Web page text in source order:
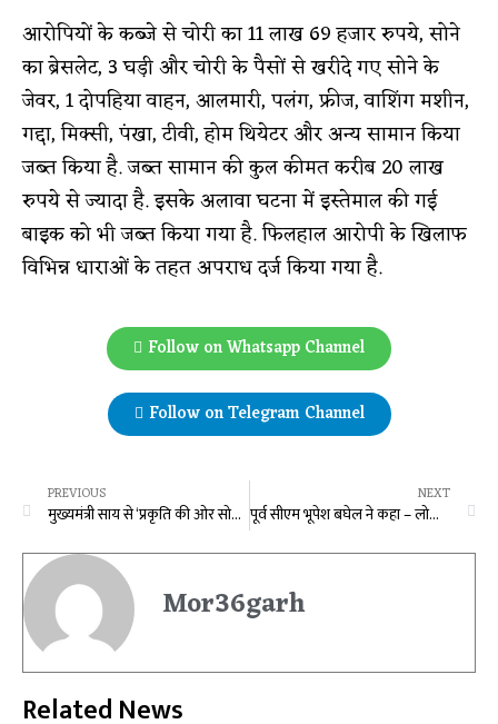
आरोपियों के कब्जे से चोरी का 11 लाख 69 हजार रुपये, सोने
का ब्रेसलेट, 3 घड़ी और चोरी के पैसों से खरीदे गए सोने के
जेवर, 1 दोपहिया वाहन, आलमारी, पलंग, फ्रीज, वाशिंग मशीन,
गद्दा, मिक्सी, पंखा, टीवी, होम थियेटर और अन्य सामान किया
जब्त किया है. जब्त सामान की कुल कीमत करीब 20 लाख
रुपये से ज्यादा है. इसके अलावा घटना में इस्तेमाल की गई
बाइक को भी जब्त किया गया है. फिलहाल आरोपी के खिलाफ
विभिन्न धाराओं के तहत अपराध दर्ज किया गया है.
Follow on Whatsapp Channel
Follow on Telegram Channel
PREVIOUS
मुख्यमंत्री साय से ‘प्रकृति की ओर सोसायटी’ संस्था के सदस्यों ने की सौजन्य मुलाकात
NEXT
पूर्व सीएम भूपेश बघेल ने कहा – लोकसभा चुनाव के लिए तैयार है कांग्रेस, विधानसभा चुनाव के दौरान सभाओं में जो कहा उसका असर हसदेव में दिख रहा
Mor36garh
Related News